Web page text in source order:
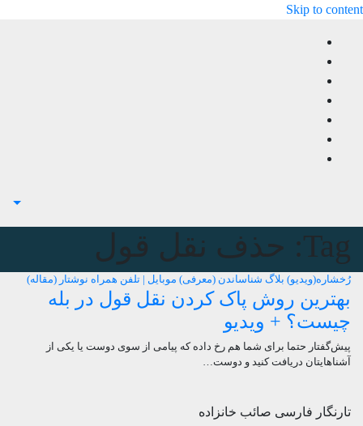
Skip to content
Tag: حذف نقل قول
رُخشاره(ویدیو) بلاگ شناساندن (معرفی) موبایل | تلفن همراه نوشتار (مقاله)
بهترین روش پاک کردن نقل قول در بله
چیست؟ + ویدیو
پیش‌گفتار حتما برای شما هم رخ داده که پیامی از سوی دوست یا یکی از
آشناهایتان دریافت کنید و دوست…
تارنگار فارسی صائب خانزاده